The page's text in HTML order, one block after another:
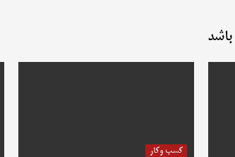
باشد
کسب وکار